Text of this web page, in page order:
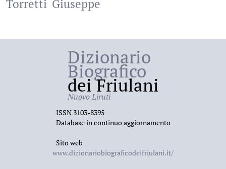
Torretti Giuseppe
Dizionario
Biografico
dei Friulani
Nuovo Liruti
ISSN 3103-8395
Database in continuo aggiornamento
Sito web
www.dizionariobiograficodeifriulani.it/